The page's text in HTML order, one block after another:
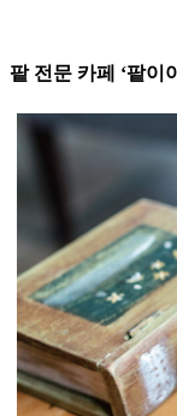
팥 전문 카페 ‘팥이